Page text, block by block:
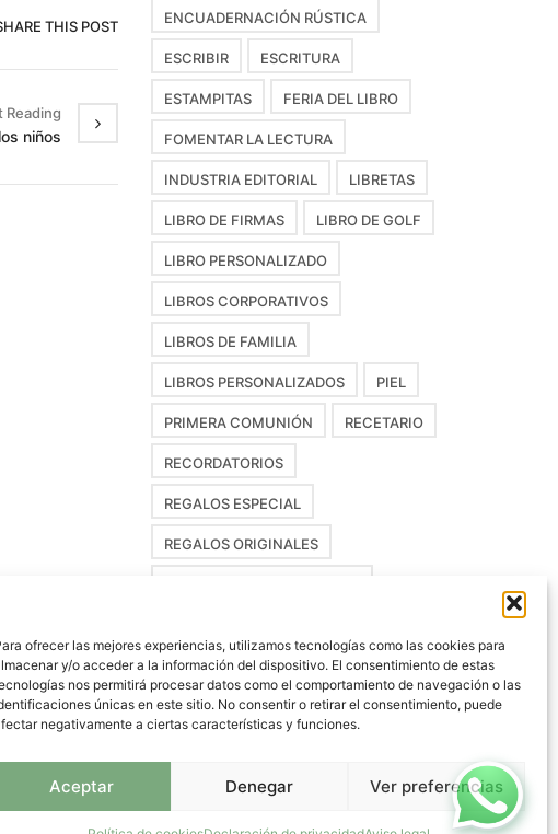
ofrecer las mejores experiencias, utilizamos tecnologías como las cookies para
y/o acceder a la información del dispositivo. El consentimiento de estas
nos permitirá procesar datos como el comportamiento de navegación o las
únicas en este sitio. No consentir o retirar el consentimiento, puede
negativamente a ciertas características y funciones.
Aceptar Denegar Ver preferencias
ENCUADERNACIÓN RÚSTICA
ESCRIBIR ESCRITURA
ESTAMPITAS FERIA DEL LIBRO
FOMENTAR LA LECTURA
INDUSTRIA EDITORIAL LIBRETAS
LIBRO DE FIRMAS LIBRO DE GOLF
LIBRO PERSONALIZADO
LIBROS CORPORATIVOS
LIBROS DE FAMILIA
LIBROS PERSONALIZADOS PIEL
PRIMERA COMUNIÓN RECETARIO
RECORDATORIOS
REGALOS ESPECIAL
REGALOS ORIGINALES
WILLIAM MORRIS
ÁLBUMES DIGITALES
ÁLBUMES DE FOTOS
ÁLBUM PERSONALIZADO
THIS POST
Reading
niños